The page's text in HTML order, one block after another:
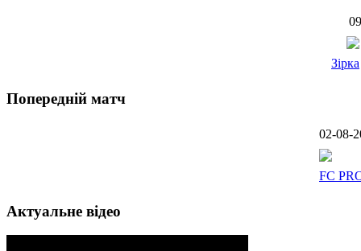
Зірка
Попередній матч
02-08-
FC
Актуальне відео